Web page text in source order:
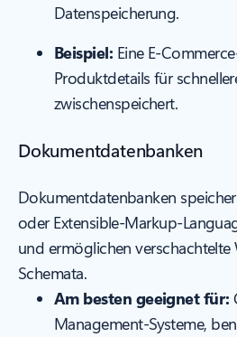
Datenspeicherung.
Beispiel: Eine E-
Produktdetails für
zwischenspeichert.
Dokumentdatenbanken
Dokumentdatenbanken
oder Extensible-Markup-
und ermöglichen verschachtelte
Schemata.
Am besten geeignet für:
Management-Systeme,